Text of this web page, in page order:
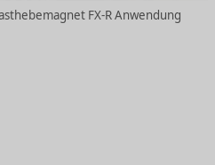
FX-R Anwendung